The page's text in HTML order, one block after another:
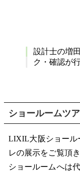
設計士の増
ク・確認が
ショールームツ
LIXIL大阪ショール
レの展示をご覧頂き
ショールームへは